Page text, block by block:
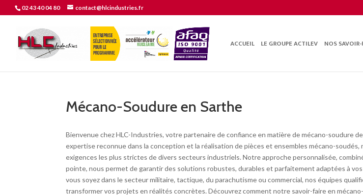
02 43 40 04 80 contact@hlcindustries.fr
ACCUEIL LE GROUPE ACTILEV NOS SAVOIR-
Mécano-Soudure en Sarthe
Bienvenue chez HLC-Industries, votre partenaire de confiance en matière de mécano-soudure
expertise reconnue dans la conception et la réalisation de pièces et ensembles mécano-soudés,
exigences les plus strictes de divers secteurs industriels. Notre approche personnalisée,
pointe, nous permet de garantir des solutions robustes, durables et parfaitement adaptées à
vous soyez dans le secteur militaire, tactique, du parachutisme ou commercial, nos équipes
transformer vos projets en réalités concrètes. Découvrez comment notre savoir-faire en